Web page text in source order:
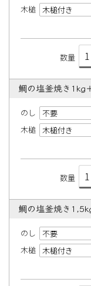
木槌
数量
鯛の塩釜焼き1kg
のし
木槌
数量
鯛の塩釜焼き
のし
木槌